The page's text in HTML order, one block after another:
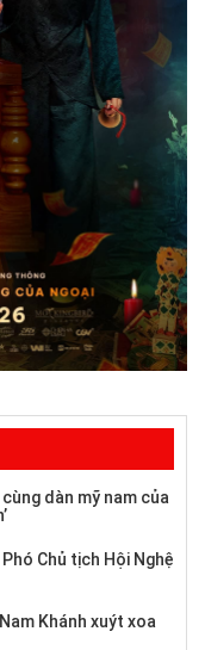
dàn mỹ nam của
Chủ tịch Hội Nghệ
Khánh xuýt xoa